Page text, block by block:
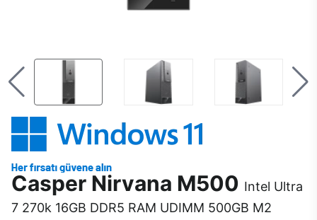
Casper Nirvana M500 Intel Ultra
7 270k 16GB DDR5 RAM UDIMM 500GB M2